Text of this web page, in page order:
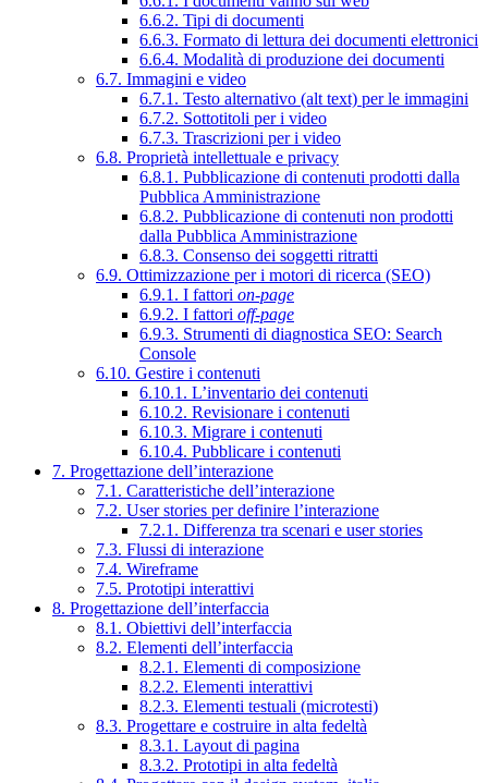
6.6.2. Tipi di documenti
6.6.3. Formato di lettura dei documenti elettronici
6.6.4. Modalità di produzione dei documenti
6.7. Immagini e video
6.7.1. Testo alternativo (alt text) per le immagini
6.7.2. Sottotitoli per i video
6.7.3. Trascrizioni per i video
6.8. Proprietà intellettuale e privacy
6.8.1. Pubblicazione di contenuti prodotti dalla
Pubblica Amministrazione
6.8.2. Pubblicazione di contenuti non prodotti
dalla Pubblica Amministrazione
6.8.3. Consenso dei soggetti ritratti
6.9. Ottimizzazione per i motori di ricerca (SEO)
6.9.1. I fattori on-page
6.9.2. I fattori off-page
6.9.3. Strumenti di diagnostica SEO: Search
Console
6.10. Gestire i contenuti
6.10.1. L’inventario dei contenuti
6.10.2. Revisionare i contenuti
6.10.3. Migrare i contenuti
6.10.4. Pubblicare i contenuti
7. Progettazione dell’interazione
7.1. Caratteristiche dell’interazione
7.2. User stories per definire l’interazione
7.2.1. Differenza tra scenari e user stories
7.3. Flussi di interazione
7.4. Wireframe
7.5. Prototipi interattivi
8. Progettazione dell’interfaccia
8.1. Obiettivi dell’interfaccia
8.2. Elementi dell’interfaccia
8.2.1. Elementi di composizione
8.2.2. Elementi interattivi
8.2.3. Elementi testuali (microtesti)
8.3. Progettare e costruire in alta fedeltà
8.3.1. Layout di pagina
8.3.2. Prototipi in alta fedeltà